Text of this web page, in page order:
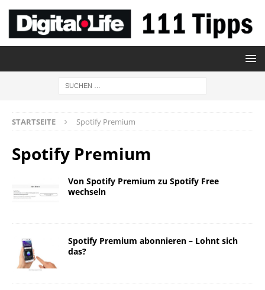
STARTSEITE Spotify Premium
Spotify Premium
Von Spotify Premium zu Spotify Free
wechseln
Spotify Premium abonnieren – Lohnt sich
das?